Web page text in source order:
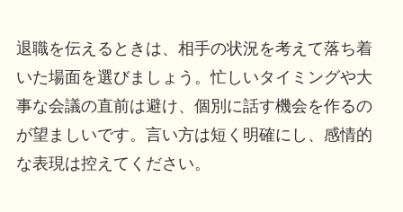
退職を伝えるときは、相手の状況を考えて落ち着
いた場面を選びましょう。忙しいタイミングや大
事な会議の直前は避け、個別に話す機会を作るの
が望ましいです。言い方は短く明確にし、感情的
な表現は控えてください。